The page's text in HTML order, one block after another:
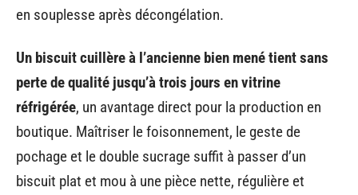
en souplesse après décongélation.
Un biscuit cuillère à l’ancienne bien mené tient sans
perte de qualité jusqu’à trois jours en vitrine
réfrigérée, un avantage direct pour la production en
boutique. Maîtriser le foisonnement, le geste de
pochage et le double sucrage suffit à passer d’un
biscuit plat et mou à une pièce nette, régulière et